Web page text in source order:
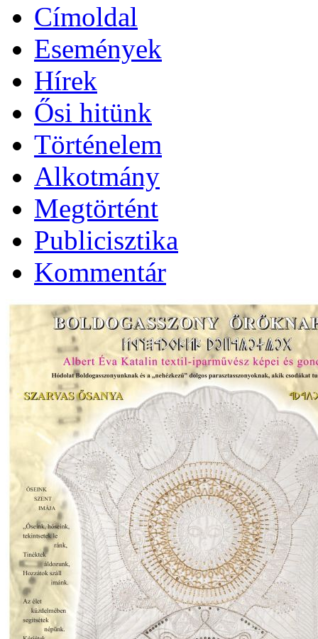
Címoldal
Események
Hírek
Ősi hitünk
Történelem
Alkotmány
Megtörtént
Publicisztika
Kommentár